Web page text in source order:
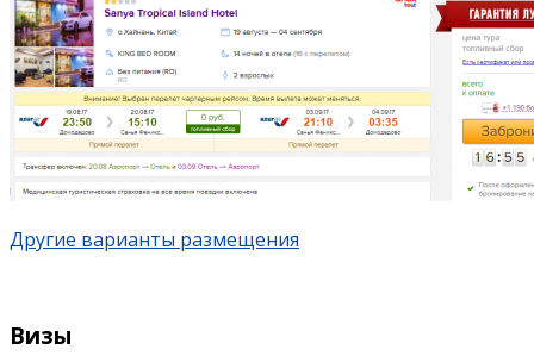
Другие варианты размещения
Визы